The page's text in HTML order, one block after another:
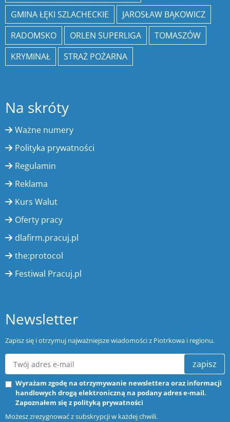
GMINA ŁĘKI SZLACHECKIE
JAROSŁAW BĄKOWICZ
RADOMSKO
ORLEN SUPERLIGA
TOMASZÓW
KRYMINAŁ
STRAŻ POŻARNA
Na skróty
Ważne numery
Polityka prywatności
Regulamin
Reklama
Kurs Walut
Oferty pracy
dlafirm.pracuj.pl
the:protocol
Festiwal Pracuj.pl
Newsletter
Zapisz się i otrzymuj najważniejsze wiadomości z Piotrkowa i regionu.
zapisz
Wyrażam zgodę na otrzymywanie newslettera oraz informacji
handlowych drogą elektroniczną na podany adres e-mail.
Zapoznałem się z polityką prywatności
Możesz zrezygnować z subskrypcji w każdej chwili.